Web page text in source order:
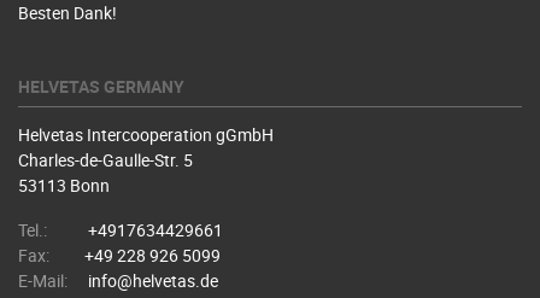
Besten Dank!
HELVETAS GERMANY
Helvetas Intercooperation gGmbH
Charles-de-Gaulle-Str. 5
53113 Bonn
Tel.:
+4917634429661
Fax:
+49 228 926 5099
E-Mail:
info@helvetas.de